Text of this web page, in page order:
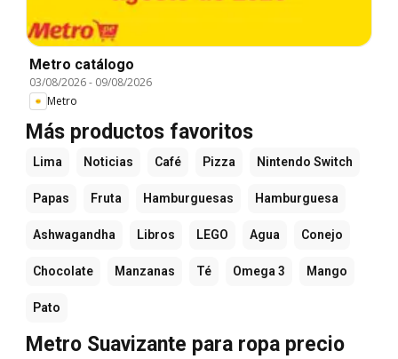
Metro catálogo
03/08/2026- 09/08/2026
Metro
Más productos favoritos
Lima Noticias Café Pizza Nintendo Switch
Papas Fruta Hamburguesas Hamburguesa
Ashwagandha Libros LEGO Agua Conejo
Chocolate Manzanas Té Omega 3 Mango
Pato
Metro Suavizante para ropa precio